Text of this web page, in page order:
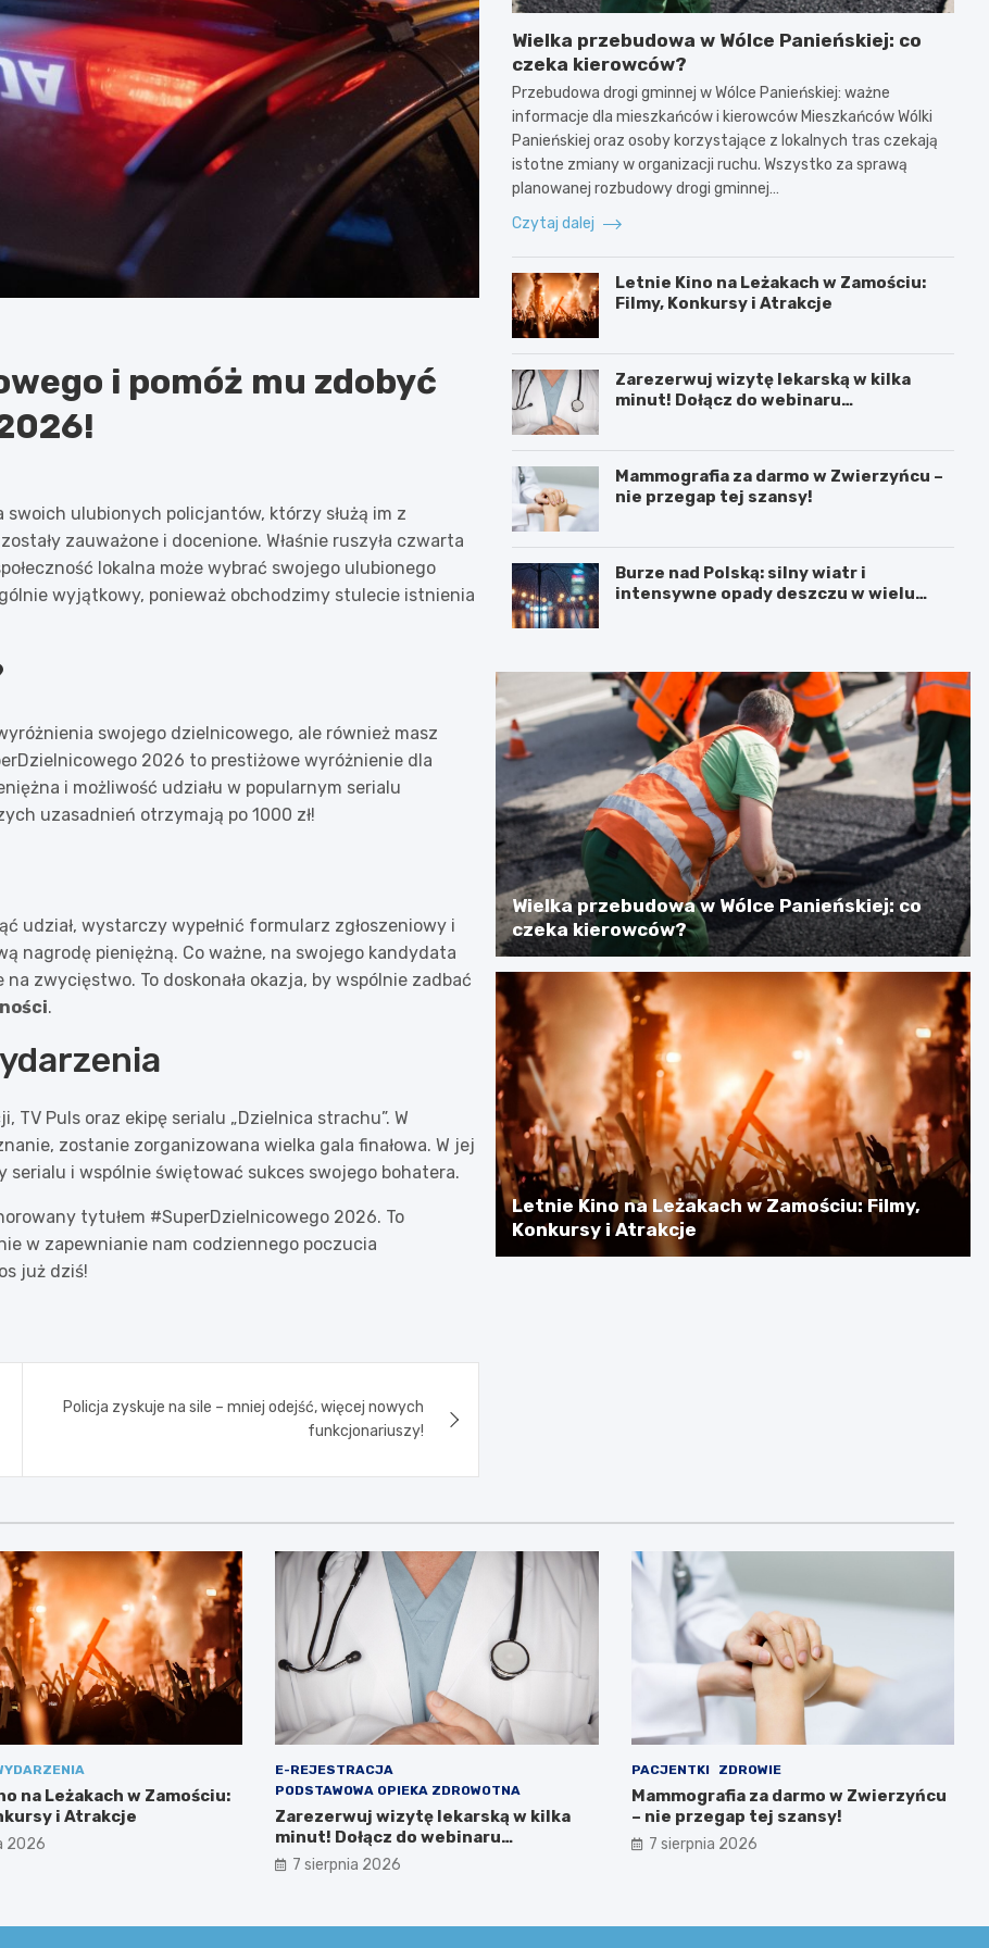
i pomóż mu zdobyć
swoich ulubionych policjantów, którzy służą im z
zauważone i docenione. Właśnie ruszyła czwarta
lokalna może wybrać swojego ulubionego
wyjątkowy, ponieważ obchodzimy stulecie istnienia
swojego dzielnicowego, ale również masz
2026 to prestiżowe wyróżnienie dla
i możliwość udziału w popularnym serialu
uzasadnień otrzymają po 1000 zł!
udział, wystarczy wypełnić formularz zgłoszeniowy i
nagrodę pieniężną. Co ważne, na swojego kandydata
zwycięstwo. To doskonała okazja, by wspólnie zadbać
.
TV Puls oraz ekipę serialu „Dzielnica strachu”. W
zostanie zorganizowana wielka gala finałowa. W jej
i wspólnie świętować sukces swojego bohatera.
tytułem #SuperDzielnicowego 2026. To
w zapewnianie nam codziennego poczucia
już dziś!
Policja zyskuje na sile – mniej odejść, więcej nowych
funkcjonariuszy!
Wielka przebudowa w Wólce Panieńskiej: co
czeka kierowców?
Przebudowa drogi gminnej w Wólce Panieńskiej: ważne
informacje dla mieszkańców i kierowców Mieszkańców Wólki
Panieńskiej oraz osoby korzystające z lokalnych tras czekają
istotne zmiany w organizacji ruchu. Wszystko za sprawą
planowanej rozbudowy drogi gminnej…
Czytaj dalej
Letnie Kino na Leżakach w Zamościu:
Filmy, Konkursy i Atrakcje
Zarezerwuj wizytę lekarską w kilka
minut! Dołącz do webinaru
Mammografia za darmo w Zwierzyńcu –
nie przegap tej szansy!
Burze nad Polską: silny wiatr i
intensywne opady deszczu w wielu
Wielka przebudowa w Wólce Panieńskiej: co
czeka kierowców?
Letnie Kino na Leżakach w Zamościu: Filmy,
Konkursy i Atrakcje
na Leżakach w Zamościu:
i Atrakcje
2026
E-REJESTRACJA
PODSTAWOWA OPIEKA ZDROWOTNA
Zarezerwuj wizytę lekarską w kilka
minut! Dołącz do webinaru
Ministerstwa Zdrowia!
7 sierpnia 2026
PACJENTKI ZDROWIE
Mammografia za darmo w Zwierzyńcu
– nie przegap tej szansy!
7 sierpnia 2026